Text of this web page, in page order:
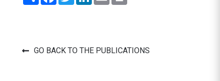
GO BACK TO THE PUBLICATIONS